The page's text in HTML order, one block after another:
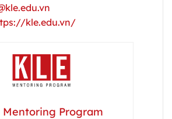
kle.edu.vn/
Mentoring Program